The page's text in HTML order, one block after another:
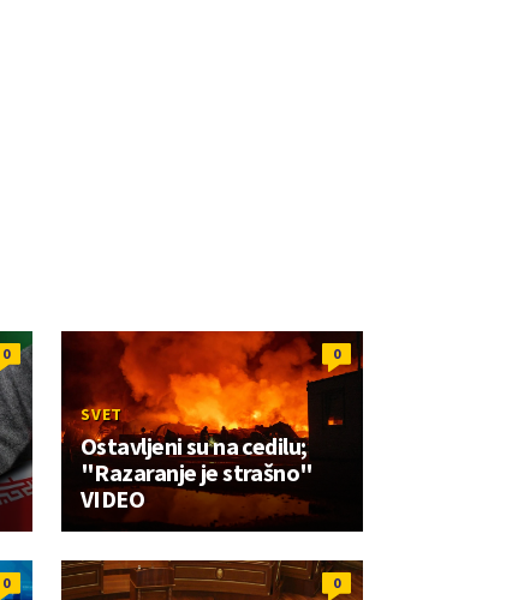
0 0
SVET
Ostavljeni su na cedilu;
"Razaranje je strašno"
VIDEO
0 0